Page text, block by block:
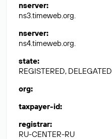
nserver:
ns3.timeweb.org.
nserver:
ns4.timeweb.org.
state:
REGISTERED,
org:
taxpayer-id:
registrar:
RU-CENTER-RU